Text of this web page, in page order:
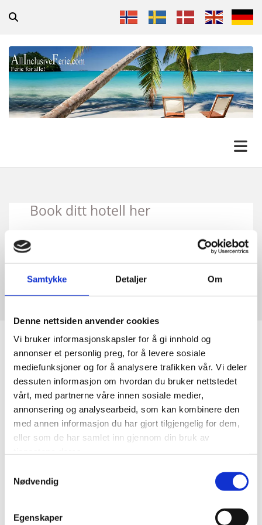
Samtykke Detaljer Om
Denne nettsiden anvender cookies
Vi bruker informasjonskapsler for å gi innhold og
annonser et personlig preg, for å levere sosiale
mediefunksjoner og for å analysere trafikken vår. Vi deler
dessuten informasjon om hvordan du bruker nettstedet
vårt, med partnerne våre innen sosiale medier,
annonsering og analysearbeid, som kan kombinere den
med annen informasjon du har gjort tilgjengelig for dem,
eller som de har samlet inn gjennom din bruk av
Nødvendig
Egenskaper
Book ditt hotell her
for weekenden eller ferien din
til populære reisemål.